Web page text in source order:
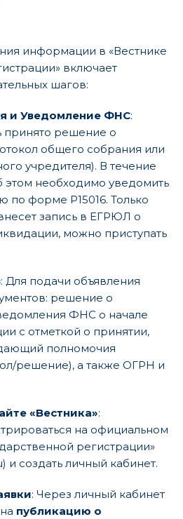
информации в «Вестнике
включает
шагов:
и Уведомление ФНС:
принято решение о
общего собрания или
учредителя). В течение
этом необходимо уведомить
по форме Р15016. Только
запись в ЕГРЮЛ о
можно приступать
: Для подачи объявления
решение о
ФНС о начале
с отметкой о принятии,
полномочия
решение), а также ОГРН и
«Вестника»:
на официальном
регистрации»
) и создать личный кабинет.
: Через личный кабинет
публикацию о